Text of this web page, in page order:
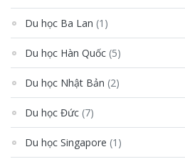
Du học Ba Lan (1)
Du học Hàn Quốc (5)
Du học Nhật Bản (2)
Du học Đức (7)
Du học Singapore (1)